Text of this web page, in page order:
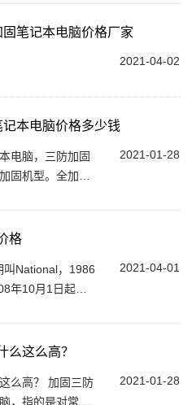
想 / 戴...
笔记本电脑价格厂家
2021-04-02
本电脑价格多少钱
2021-01-28
电脑，三防加固
固机型。全加固
器机身多...
格
2021-04-01
叫National，1986
年10月1日起全
么这么高？
2021-01-28
加固三防
，指的是对常规